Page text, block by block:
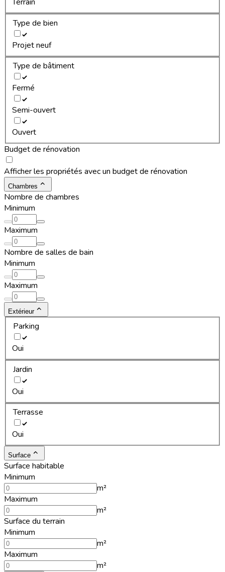
Type de bien
Projet neuf
Type de bâtiment
Fermé
Semi-ouvert
Ouvert
Budget de rénovation
Afficher les propriétés avec un budget de rénovation
Chambres
Nombre de chambres
Minimum
Maximum
Nombre de salles de bain
Minimum
Maximum
Extérieur
Parking
Oui
Jardin
Oui
Terrasse
Oui
Surface
Surface habitable
Minimum
m²
Maximum
m²
Surface du terrain
Minimum
m²
Maximum
m²